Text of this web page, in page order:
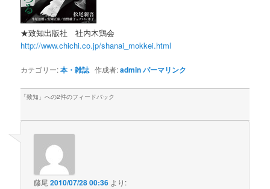
★致知出版社 社内木鶏会
http://www.chichi.co.jp/shanai_mokkei.html
カテゴリー:本・雑誌作成者:adminパーマリンク
「致知 」への2件のフィードバック
藤尾 2010/07/28 00:36 より: